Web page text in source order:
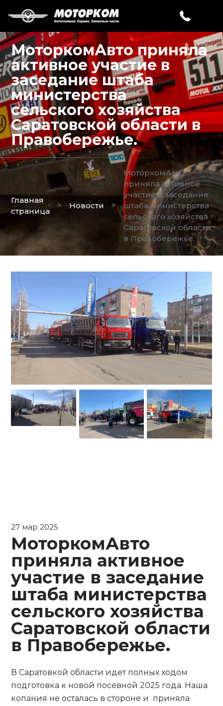
МоторкомАвто приняла
активное участие в
заседание штаба
министерства
сельского хозяйства
Саратовской области в
Правобережье.
Главная
страница
> Новости >
МоторкомАвто
приняла активное
участие в заседание
штаба министерства
сельского хозяйства
Саратовской области
в Правобережье.
27 мар 2025
МоторкомАвто
приняла активное
участие в заседание
штаба министерства
сельского хозяйства
Саратовской области
в Правобережье.
В Саратовкой области идет полных ходом
подготовка к новой посевной 2025 года. Наша
копания не осталась в стороне и приняла